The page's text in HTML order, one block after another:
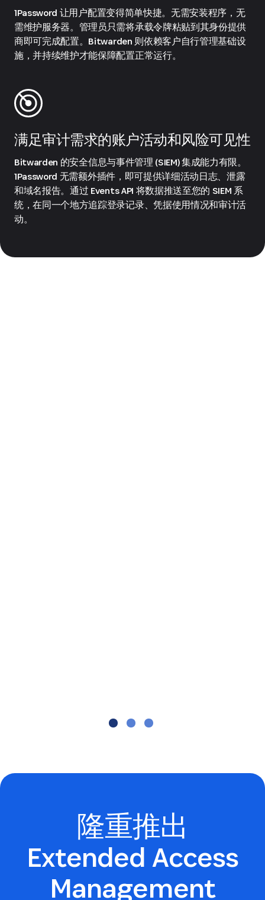
1Password 让用户配置变得简单快捷。无需安装程序，无
需维护服务器。管理员只需将承载令牌粘贴到其身份提供
商即可完成配置。Bitwarden 则依赖客户自行管理基础设
施，并持续维护才能保障配置正常运行。
满足审计需求的账户活动和风险可见性
Bitwarden 的安全信息与事件管理 (SIEM) 集成能力有限。
1Password 无需额外插件，即可提供详细活动日志、泄露
和域名报告。通过 Events API 将数据推送至您的 SIEM 系
统，在同一个地方追踪登录记录、凭据使用情况和审计活
动。
隆重推出
Extended Access
Management